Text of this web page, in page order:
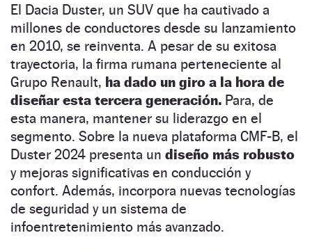
El Dacia Duster, un SUV que ha cautivado a
millones de conductores desde su lanzamiento
en 2010, se reinventa. A pesar de su exitosa
trayectoria, la firma rumana perteneciente al
Grupo Renault, ha dado un giro a la hora de
diseñar esta tercera generación. Para, de
esta manera, mantener su liderazgo en el
segmento. Sobre la nueva plataforma CMF-B, el
Duster 2024 presenta un diseño más robusto
y mejoras significativas en conducción y
confort. Además, incorpora nuevas tecnologías
de seguridad y un sistema de
infoentretenimiento más avanzado.